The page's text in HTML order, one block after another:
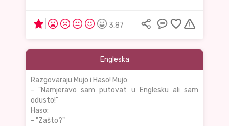
3,87
Engleska
Razgovaraju Mujo i Haso! Mujo:
- "Namjeravo sam putovat u Englesku ali sam
odusto!"
Haso:
- "Zašto?"